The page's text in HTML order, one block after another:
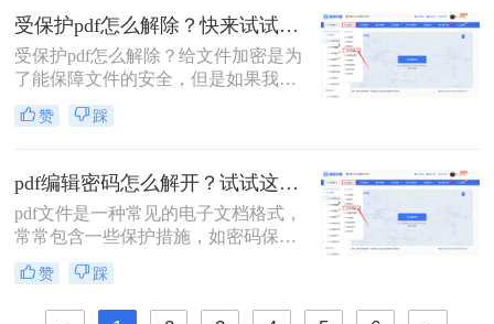
绍两种破除PDF文件编辑密码的方
法。
受保护pdf怎么解除？快来试试这三种方法！
受保护pdf怎么解除？给文件加密是为
了能保障文件的安全，但是如果我们
需要快速打开一些PDF文件的话，必
须先将文件解密，但是想顺利解除
业的工具的，今天给大家分享PDF解
密方法。
赞 踩
pdf编辑密码怎么解开？试试这三种解除方法！
pdf文件是一种常见的电子文档格式，
常常包含一些保护措施，如密码保护
和权限设置。这些保护措施可以确保
只有授权用户才能访问或编辑文件，
从而保护文件的机密性和完整性。然
赞 踩